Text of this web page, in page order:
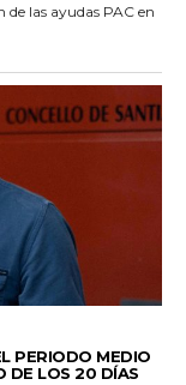
las ayudas PAC en
PERIODO MEDIO
DE LOS 20 DÍAS